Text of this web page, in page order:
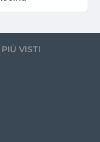
PIÙ VISTI